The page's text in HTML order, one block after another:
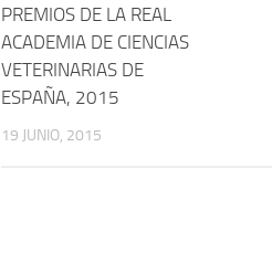
PREMIOS DE LA REAL
ACADEMIA DE CIENCIAS
VETERINARIAS DE
ESPAÑA, 2015
19 JUNIO, 2015